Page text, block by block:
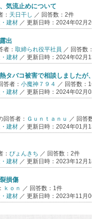
気流止めについて
： 天日干し
／ 回答数：2件
建材 ／ 更新日時：2024年02月
出
者： 取締られ役平社員 ／ 回答数
建材 ／ 更新日時：2024年02月
タバコ被害で相談しました
答者： 小魔神７９４
／ 回答数：
建材 ／ 更新日時：2024年02月
回答者： Ｇｕｎｔａｎｕ
／ 回答
建材 ／ 更新日時：2024年01月
： ぴょんきち ／ 回答数：2件
建材 ／ 更新日時：2023年12月
損傷
ｋｏｎ
／ 回答数：1件
建材 ／ 更新日時：2023年11月